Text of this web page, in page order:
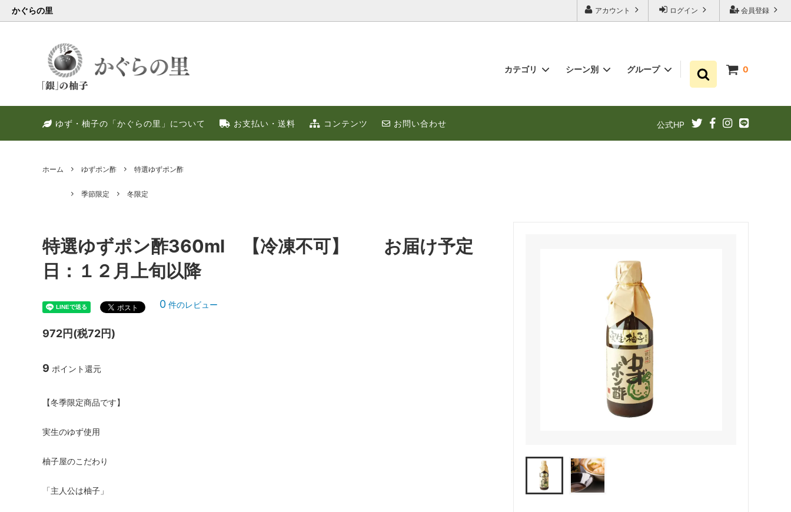
かぐらの里 会員登録
ログイン
アカウント
0
カテゴリ シーン別 グループ
ゆず・柚子の「かぐらの里」について お支払い・送料 コンテンツ お問い合わせ 公式HP
ホーム ゆずポン酢 特選ゆずポン酢
季節限定 冬限定
特選ゆずポン酢360ml 【冷凍不可】 お届け予定
日：１２月上旬以降
0 件のレビュー
972円(税72円)
9 ポイント還元
【冬季限定商品です】
実生のゆず使用
柚子屋のこだわり
「主人公は柚子」